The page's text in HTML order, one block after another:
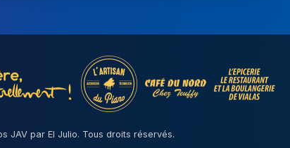
JAV par El Julio. Tous droits réservés.